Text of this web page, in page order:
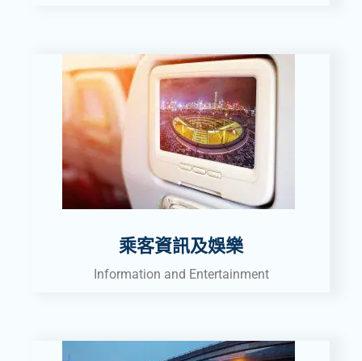
乘客資訊及娛樂
Information and Entertainment